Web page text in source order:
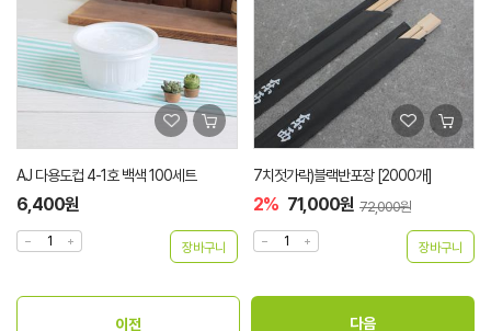
AJ 다용도컵 4-1호 백색 100세트
6,400원
7치젓가락)블랙반포장 [2000개]
2% 71,000원 72,000원